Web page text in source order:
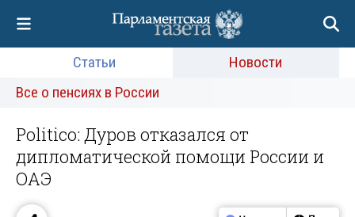
Статьи
Новости
Все о пенсиях в России
Politico: Дуров отказался от
дипломатической помощи России и
ОАЭ